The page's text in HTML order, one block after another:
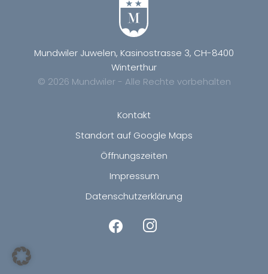
Mundwiler Juwelen, Kasinostrasse 3, CH-8400
Winterthur
© 2026 Mundwiler - Alle Rechte vorbehalten
Kontakt
Standort auf Google Maps
Öffnungszeiten
Impressum
Datenschutzerklärung